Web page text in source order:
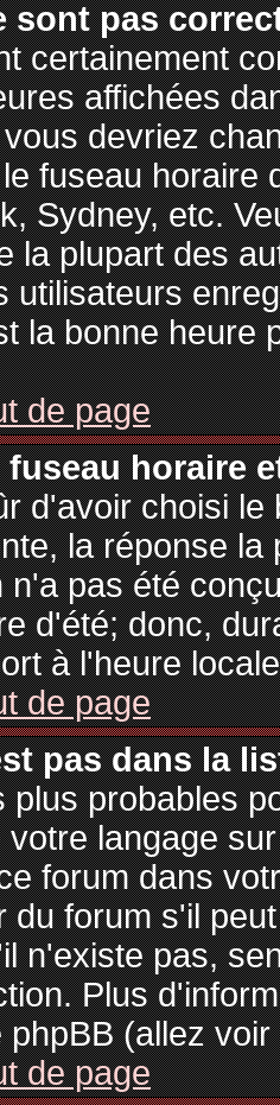
sont pas
certainement
affichées
devriez
fuseau horaire
Sydney, etc.
la plupart des
utilisateurs
la bonne heure
de page
fuseau horaire
d'avoir choisi
la réponse
n'a pas été
d'été; donc,
à l'heure
de page
pas dans la
plus probables
langage
forum dans
du forum s'il
n'existe pas,
Plus
(allez
de page